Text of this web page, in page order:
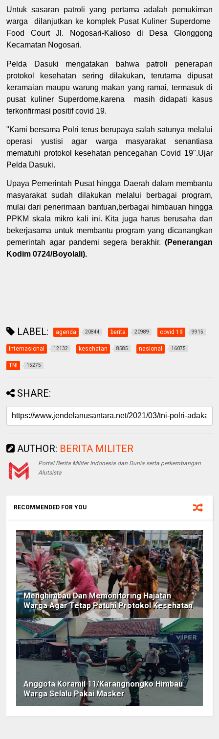
Untuk sasaran patroli yang pertama adalah pemukiman
warga dilanjutkan ke komplek Pusat Kuliner Superdome
Food Court Jl. Nogosari-Kalioso di Desa Glonggong
Kecamatan Nogosari.
Pelda Dasuki mengatakan bahwa patroli penerapan
protokol kesehatan sering dilakukan, terutama dipusat
keramaian maupu warung makan yang ramai, termasuk di
pusat kuliner Superdome,karena masih didapati kasus
terkonfirmasi positif covid 19.
"Kami bersama Polri terus berupaya salah satunya melalui
operasi yustisi agar warga masyarakat senantiasa
mematuhi protokol kesehatan pencegahan Covid 19".Ujar
Pelda Dasuki.
Upaya Pemerintah Pusat hingga Daerah dalam membantu
masyarakat sudah dilakukan melalui berbagai program,
mulai dari penerimaan bantuan,berbagai himbauan hingga
PPKM skala mikro kali ini. Kita juga harus berusaha dan
bekerjasama untuk membantu program yang dicanangkan
pemerintah agar pandemi segera berakhir. (Penerangan
Kodim 0724/Boyolali).
LABEL: agenda 20844 berita 20989 covid 19 9915
internasional 12132 kesehatan 8585 nasional 16075
TNI 15275
SHARE:
AUTHOR: BERITA MILITER
Portal Berita Militer Indonesia dan Dunia serta perkembangan
Alutsista
RECOMMENDED FOR YOU
Menghimbau Dan Memonitoring Hajatan
Warga Agar Tetap Patuhi Protokol Kesehatan
Anggota Koramil 11/Karangnongko Himbau
Warga Selalu Pakai Masker